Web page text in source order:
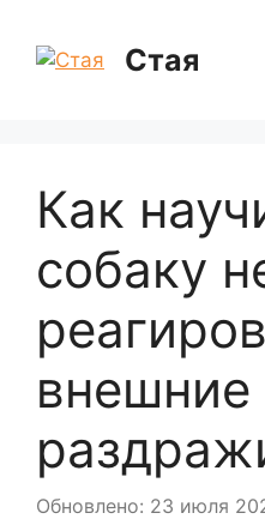
содержимомуСтая
Как
собаку
внешние
Обновлено: 23 июля